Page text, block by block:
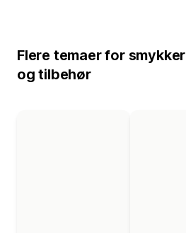
Flere temaer for smykker
og tilbehør